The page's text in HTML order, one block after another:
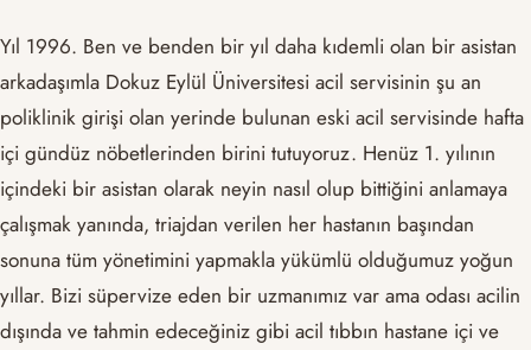
Yıl 1996. Ben ve benden bir yıl daha kıdemli olan bir asistan
arkadaşımla Dokuz Eylül Üniversitesi acil servisinin şu an
poliklinik girişi olan yerinde bulunan eski acil servisinde hafta
içi gündüz nöbetlerinden birini tutuyoruz. Henüz 1. yılının
içindeki bir asistan olarak neyin nasıl olup bittiğini anlamaya
çalışmak yanında, triajdan verilen her hastanın başından
sonuna tüm yönetimini yapmakla yükümlü olduğumuz yoğun
yıllar. Bizi süpervize eden bir uzmanımız var ama odası acilin
dışında ve tahmin edeceğiniz gibi acil tıbbın hastane içi ve